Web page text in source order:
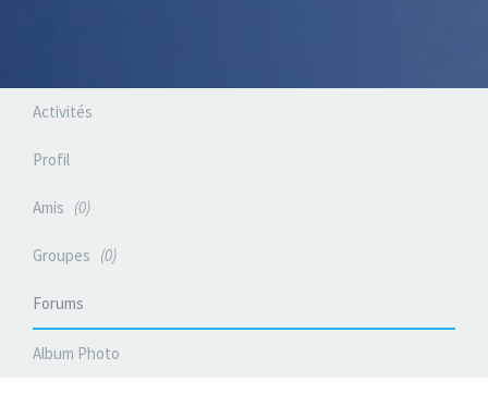
Activités
Profil
Amis 0
Groupes 0
Forums
Album Photo